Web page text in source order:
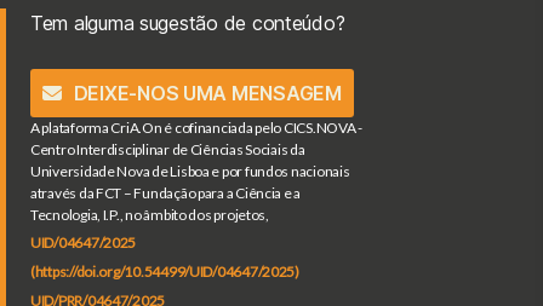
Tem alguma sugestão de conteúdo?
DEIXE-NOS UMA MENSAGEM
A plataforma CriA.On é cofinanciada pelo CICS.NOVA -
Centro Interdisciplinar de Ciências Sociais da
Universidade Nova de Lisboa e por fundos nacionais
através da FCT – Fundação para a Ciência e a
Tecnologia, I.P., no âmbito dos projetos,
UID/04647/2025
(https://doi.org/10.54499/UID/04647/2025)
UID/PRR/04647/2025